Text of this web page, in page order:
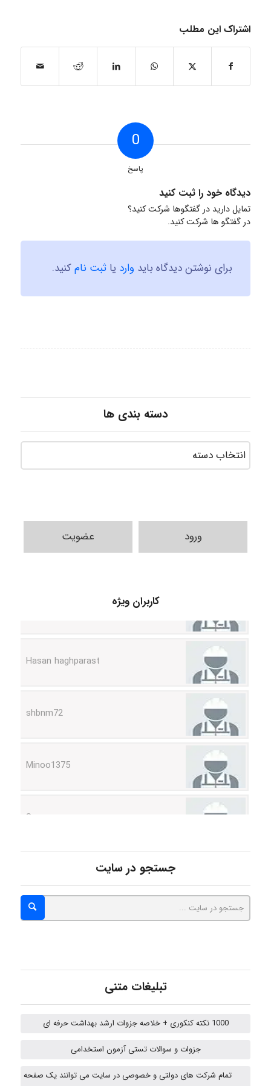
اشتراک این مطلب
0
پاسخ
دیدگاه خود را ثبت کنید
تمایل دارید در گفتگوها شرکت کنید؟
در گفتگو ها شرکت کنید.
برای نوشتن دیدگاه باید وارد یا ثبت نامکنید.
دسته بندی ها
ورود عضویت
کاربران ویژه
vali
HaddadiMahsa
جستجو در سایت
تبلیغات متنی
1000 نکته کنکوری + خلاصه جزوات ارشد بهداشت حرفه ای
جزوات و سوالات تستی آزمون استخدامی
تمام شرکت های دولتی و خصوصی در سایت می توانند یک صفحه